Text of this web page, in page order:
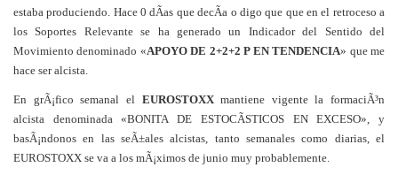
estaba produciendo. Hace 0 dÃ­as que decÃ­a o digo que que en el retroceso a
los Soportes Relevante se ha generado un Indicador del Sentido del
Movimiento denominado «APOYO DE 2+2+2 P EN TENDENCIA» que me
hace ser alcista.
En grÃ¡fico semanal el EUROSTOXXmantiene vigente la formaciÃ³n
alcista denominada «BONITA DE ESTOCÃSTICOS EN EXCESO», y
basÃ¡ndonos en las seÃ±ales alcistas, tanto semanales como diarias, el
EUROSTOXX se va a los mÃ¡ximos de junio muy probablemente.